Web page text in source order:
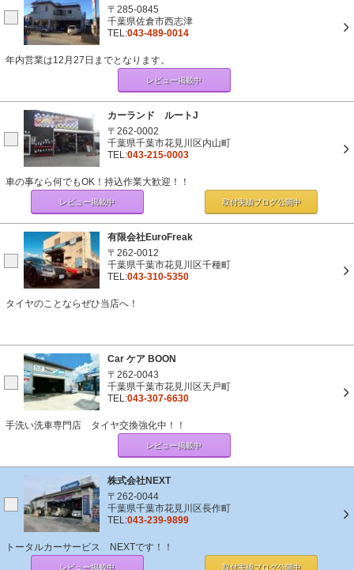
〒285-0845
千葉県佐倉市西志津
TEL:043-489-0014
年内営業は12月27日までとなります。
レビュー掲載中
カーランド ルートJ
〒262-0002
千葉県千葉市花見川区内山町
TEL:043-215-0003
車の事なら何でもOK！持込作業大歓迎！！
レビュー掲載中 取付実績ブログ公開中
有限会社EuroFreak
〒262-0012
千葉県千葉市花見川区千種町
TEL:043-310-5350
タイヤのことならぜひ当店へ！
Car ケア BOON
〒262-0043
千葉県千葉市花見川区天戸町
TEL:043-307-6630
手洗い洗車専門店 タイヤ交換強化中！！
レビュー掲載中
株式会社NEXT
〒262-0044
千葉県千葉市花見川区長作町
TEL:043-239-9899
トータルカーサービス NEXTです！！
レビュー掲載中 取付実績ブログ公開中